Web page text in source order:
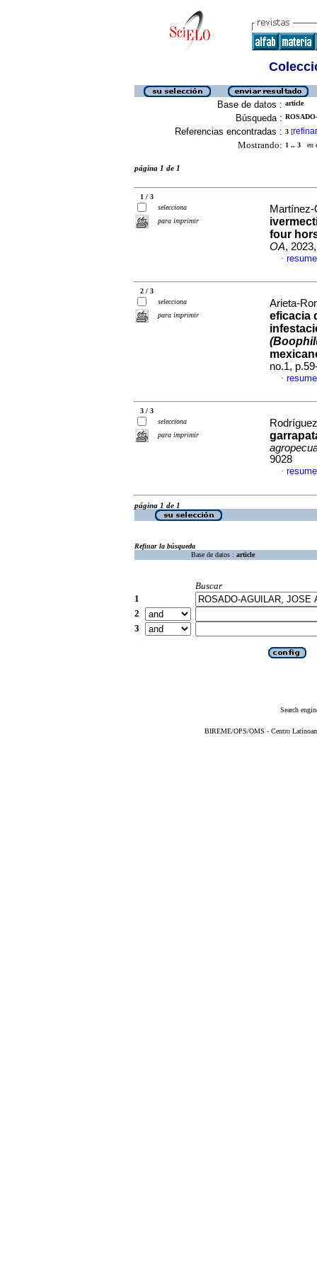
Base de datos : article
Búsqueda :
Referencias encontradas : 3 [refinar
Mostrando: 1 .. 3 en
página 1 de 1
1 / 3
selecciona
para imprimir
four
OA,
·
2 / 3
selecciona
para imprimir
Arieta-
eficacia
no.1,
·
3 / 3
selecciona
para imprimir
9028
·
página 1 de 1
Refinar la búsqueda
Base de datos : article
Buscar
1
2
3
Search
BIREME/OPS/OMS - Centro